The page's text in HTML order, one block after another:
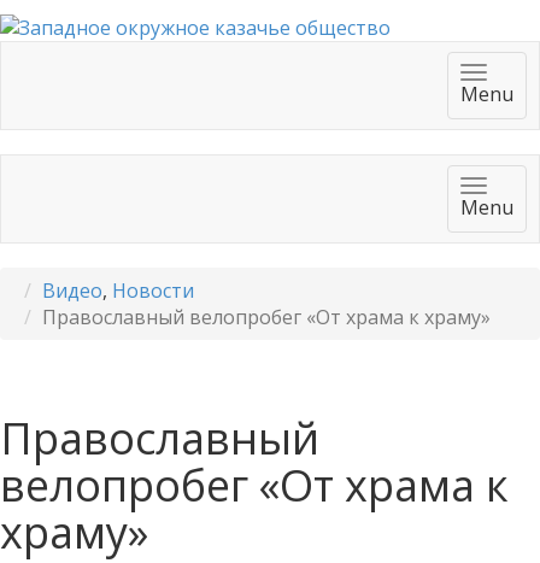
Menu
Menu
Видео, Новости
Православный велопробег «От храма к храму»
Православный
велопробег «От храма к
храму»